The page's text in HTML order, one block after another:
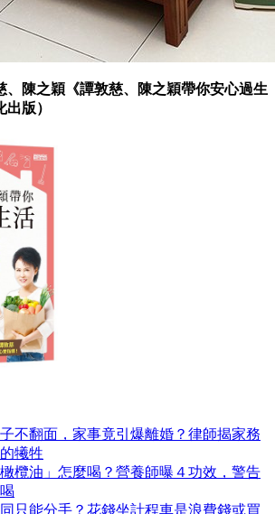
、陳之穎《譚敦慈、陳之穎帶你安心過生
版）
不翻面，家事竟引爆離婚？律師揭家務
犧牲
欖油」怎麼喝？營養師曝４功效，警告
只能分手？花錢坐計程車是浪費錢或買